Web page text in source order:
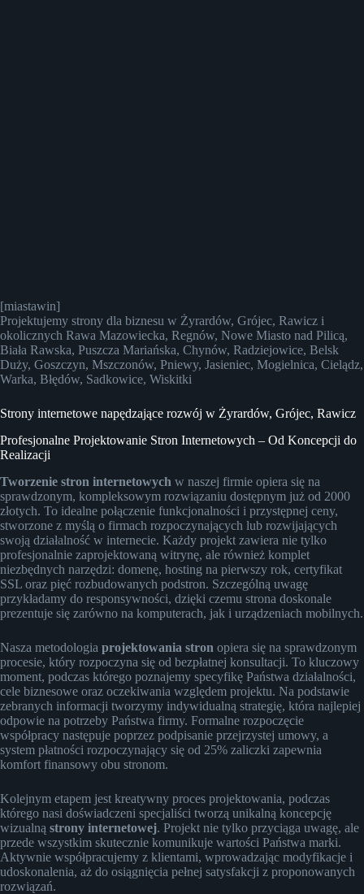
[miastawin]
Projektujemy strony dla biznesu w Żyrardów, Grójec, Rawicz i
okolicznych Rawa Mazowiecka, Regnów, Nowe Miasto nad Pilicą,
Biała Rawska, Puszcza Mariańska, Chynów, Radziejowice, Belsk
Duży, Goszczyn, Mszczonów, Pniewy, Jasieniec, Mogielnica, Cielądz,
Warka, Błędów, Sadkowice, Wiskitki
Strony internetowe napędzające rozwój w Żyrardów, Grójec, Rawicz
Profesjonalne Projektowanie Stron Internetowych – Od Koncepcji do
Realizacji
Tworzenie stron internetowych w naszej firmie opiera się na
sprawdzonym, kompleksowym rozwiązaniu dostępnym już od 2000
złotych. To idealne połączenie funkcjonalności i przystępnej ceny,
stworzone z myślą o firmach rozpoczynających lub rozwijających
swoją działalność w internecie. Każdy projekt zawiera nie tylko
profesjonalnie zaprojektowaną witrynę, ale również komplet
niezbędnych narzędzi: domenę, hosting na pierwszy rok, certyfikat
SSL oraz pięć rozbudowanych podstron. Szczególną uwagę
przykładamy do responsywności, dzięki czemu strona doskonale
prezentuje się zarówno na komputerach, jak i urządzeniach mobilnych.
Nasza metodologia projektowania stron opiera się na sprawdzonym
procesie, który rozpoczyna się od bezpłatnej konsultacji. To kluczowy
moment, podczas którego poznajemy specyfikę Państwa działalności,
cele biznesowe oraz oczekiwania względem projektu. Na podstawie
zebranych informacji tworzymy indywidualną strategię, która najlepiej
odpowie na potrzeby Państwa firmy. Formalne rozpoczęcie
współpracy następuje poprzez podpisanie przejrzystej umowy, a
system płatności rozpoczynający się od 25% zaliczki zapewnia
komfort finansowy obu stronom.
Kolejnym etapem jest kreatywny proces projektowania, podczas
którego nasi doświadczeni specjaliści tworzą unikalną koncepcję
wizualną strony internetowej. Projekt nie tylko przyciąga uwagę, ale
przede wszystkim skutecznie komunikuje wartości Państwa marki.
Aktywnie współpracujemy z klientami, wprowadzając modyfikacje i
udoskonalenia, aż do osiągnięcia pełnej satysfakcji z proponowanych
rozwiązań.